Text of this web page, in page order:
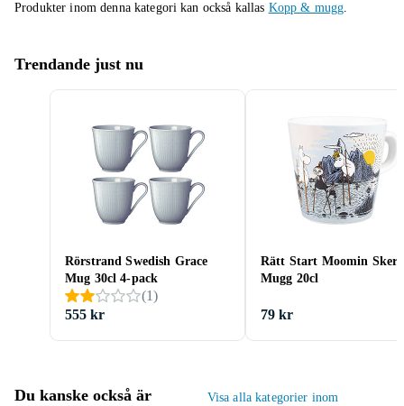
Produkter inom denna kategori kan också kallas Kopp & mugg.
Trendande just nu
Rörstrand Swedish Grace
Mug 30cl 4-pack
(1)
555 kr
Rätt Start Moomin
Mugg 20cl
79 kr
Du kanske också är
Visa alla kategorier inom